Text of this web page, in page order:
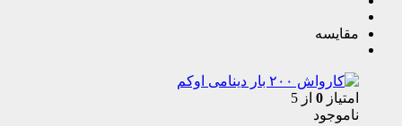
مقایسه
امتیاز 0 از 5
ناموجود